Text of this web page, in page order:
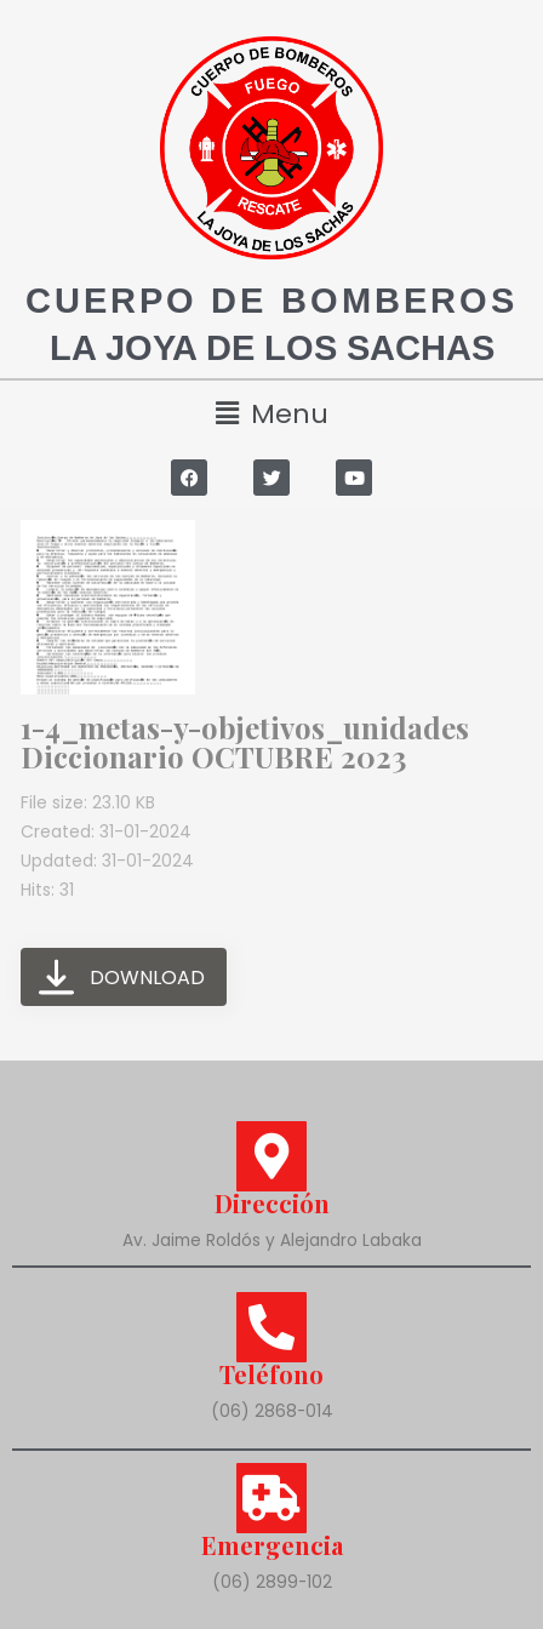
CUERPO DE BOMBEROS
LA JOYA DE LOS SACHAS
Menu
1-4_metas-y-objetivos_unidades
Diccionario OCTUBRE 2023
File size: 23.10 KB
Created: 31-01-2024
Updated: 31-01-2024
Hits: 31
DOWNLOAD
Dirección
Av. Jaime Roldós y Alejandro Labaka
Teléfono
(06) 2868-014
Emergencia
(06) 2899-102